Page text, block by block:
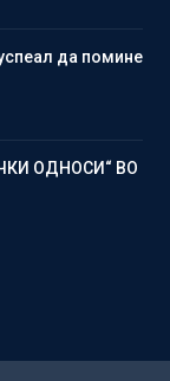
да помине
ОДНОСИ“ ВО